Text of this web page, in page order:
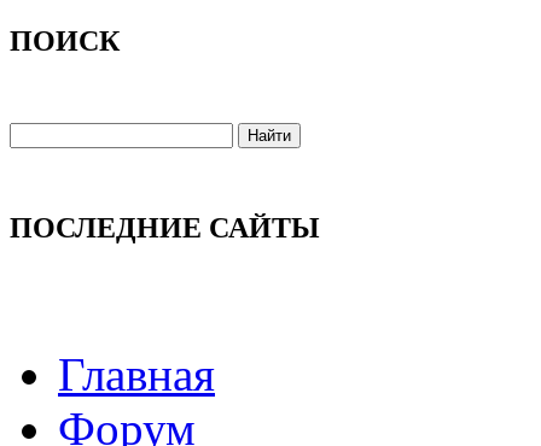
ПОИСК
ПОСЛЕДНИЕ САЙТЫ
Главная
Форум